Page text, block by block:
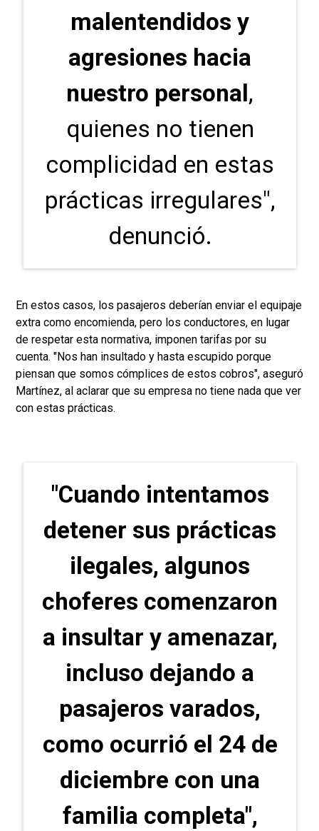
malentendidos y
agresiones hacia
nuestro personal ,
quienes no tienen
complicidad en estas
prácticas irregulares",
denunció.
En estos casos, los pasajeros deberían enviar el equipaje
extra como encomienda, pero los conductores, en lugar
de respetar esta normativa, imponen tarifas por su
cuenta. "Nos han insultado y hasta escupido porque
piensan que somos cómplices de estos cobros", aseguró
Martínez, al aclarar que su empresa no tiene nada que ver
con estas prácticas.
"Cuando intentamos
detener sus prácticas
ilegales, algunos
choferes comenzaron
a insultar y amenazar,
incluso dejando a
pasajeros varados,
como ocurrió el 24 de
diciembre con una
familia completa",